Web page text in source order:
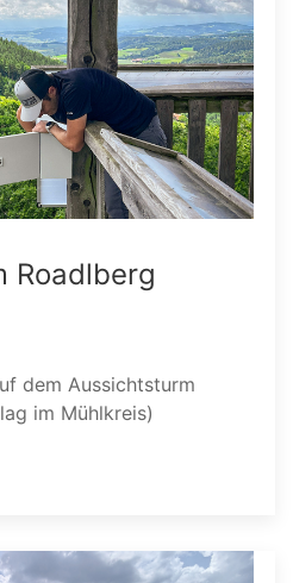
Roadlberg
dem Aussichtsturm
im Mühlkreis)